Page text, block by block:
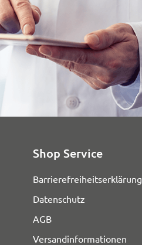
Shop Service
Barrierefreiheitserklärung
Datenschutz
AGB
Versandinformationen